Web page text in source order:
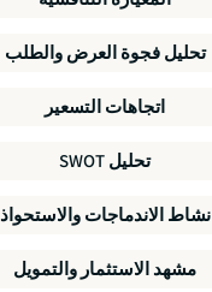
تحليل فجوة العرض والطلب
اتجاهات التسعير
تحليل SWOT
نشاط الاندماجات والاستحواذ
مشهد الاستثمار والتمويل